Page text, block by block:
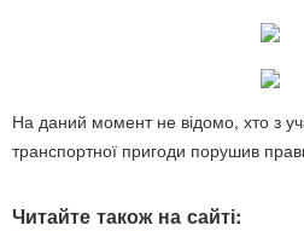
На даний момент не відомо, хто з
транспортної пригоди порушив
Читайте також на сайті: